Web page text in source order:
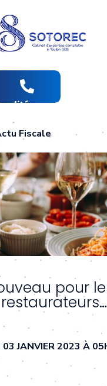
comptables
Fiscale
pour
03 JANVIER 2023 À